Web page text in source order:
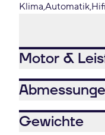
Klima Automatik Hifi
Motor &
Gewichte